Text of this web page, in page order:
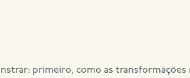
primeiro, como as